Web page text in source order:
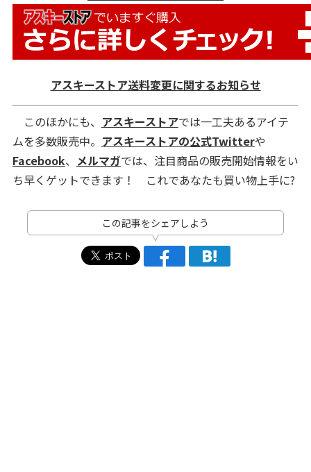
アスキーストア送料変更に関するお知らせ
このほかにも、 アスキーストアでは一工夫あるアイテ
ムを多数販売中。 アスキーストアの公式Twitterや
Facebook、 メルマガでは、注目商品の販売開始情報をい
ち早くゲットできます！ これであなたも買い物上手に?
この記事をシェアしよう